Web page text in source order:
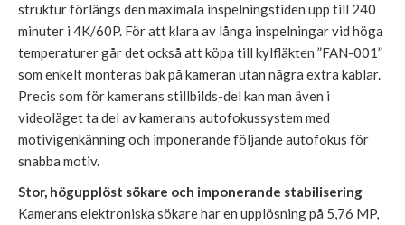
struktur förlängs den maximala inspelningstiden upp till 240
minuter i 4K/60P. För att klara av långa inspelningar vid höga
temperaturer går det också att köpa till kylfläkten ”FAN-001”
som enkelt monteras bak på kameran utan några extra kablar.
Precis som för kamerans stillbilds-del kan man även i
videoläget ta del av kamerans autofokussystem med
motivigenkänning och imponerande följande autofokus för
snabba motiv.
Stor, högupplöst sökare och imponerande stabilisering
Kamerans elektroniska sökare har en upplösning på 5,76 MP,